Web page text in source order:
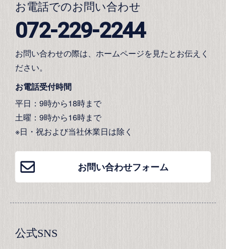
お電話でのお問い合わせ
072-229-2244
お問い合わせの際は、ホームページを見たとお伝えく
ださい。
お電話受付時間
平日：9時から18時まで
土曜：9時から16時まで
※日・祝および当社休業日は除く
お問い合わせフォーム
公式SNS